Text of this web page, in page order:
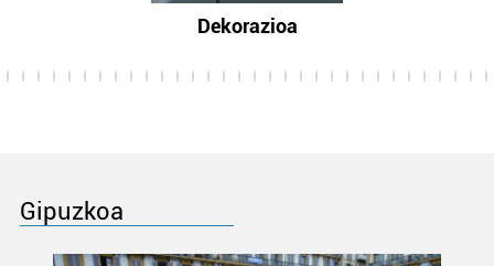
Dekorazioa
Gipuzkoa